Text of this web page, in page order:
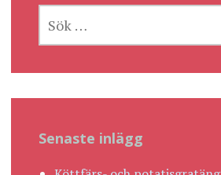
EFTER:
Senaste inlägg